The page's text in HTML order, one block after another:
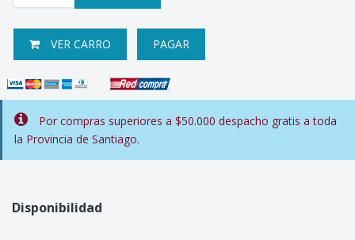
VER CARRO PAGAR
Por compras superiores a $50.000 despacho gratis a toda
la Provincia de Santiago.
Disponibilidad